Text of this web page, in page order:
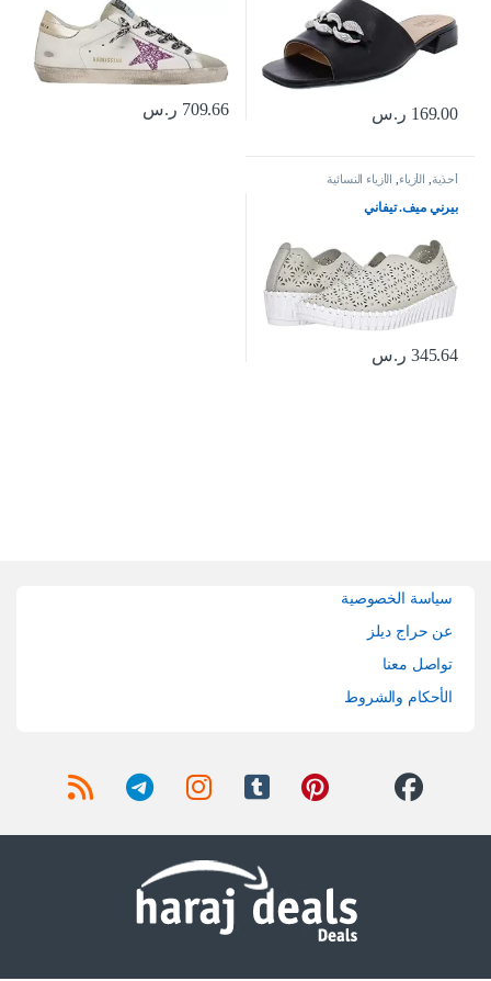
169.00 ر.س 709.66 ر.س
أحذية, الأزياء, الأزياء النسائية
بيرني ميف. تيفاني
345.64 ر.س
سياسة الخصوصية
عن حراج ديلز
تواصل معنا
الأحكام والشروط